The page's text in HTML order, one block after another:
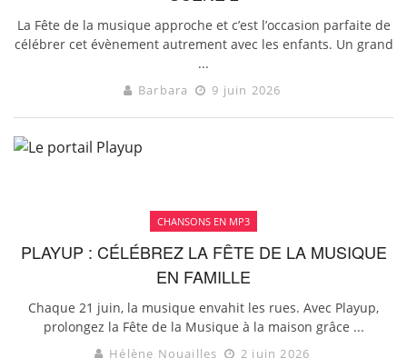
La Fête de la musique approche et c’est l’occasion parfaite de
célébrer cet évènement autrement avec les enfants. Un grand
...
Barbara 9 juin 2026
CHANSONS EN MP3
PLAYUP : CÉLÉBREZ LA FÊTE DE LA MUSIQUE
EN FAMILLE
Chaque 21 juin, la musique envahit les rues. Avec Playup,
prolongez la Fête de la Musique à la maison grâce ...
Hélène Nouailles 2 juin 2026